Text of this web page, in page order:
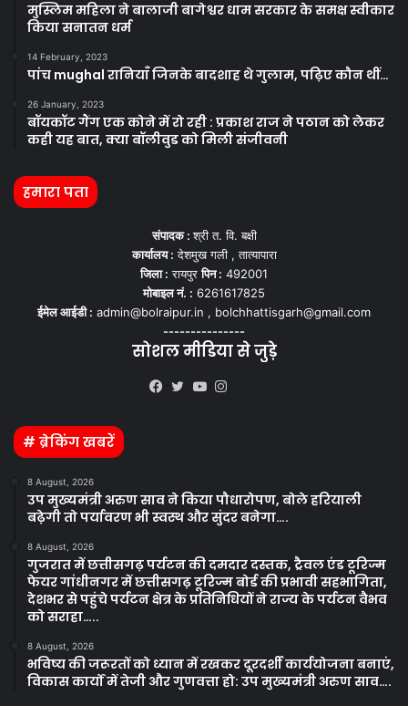
मुस्लिम महिला ने बालाजी बागेश्वर धाम सरकार के समक्ष स्वीकार
किया सनातन धर्म
14 February, 2023
पांच mughal रानियाँ जिनके बादशाह थे गुलाम, पढ़िए कौन थीं…
26 January, 2023
बॉयकॉट गैंग एक कोने में रो रही : प्रकाश राज ने पठान को लेकर
कही यह बात, क्या बॉलीवुड को मिली संजीवनी
हमारा पता
संपादक :श्री त. वि. बक्षी
कार्यालय : देशमुख गली , तात्यापारा
जिला : रायपुरपिन : 492001
मोबाइल नं. : 6261617825
ईमेल आईडी : admin@bolraipur.in , bolchhattisgarh@gmail.com
---------------
सोशल मीडिया से जुड़े
# ब्रेकिंग खबरें
8 August, 2026
उप मुख्यमंत्री अरुण साव ने किया पौधारोपण, बोले हरियाली
बढ़ेगी तो पर्यावरण भी स्वस्थ और सुंदर बनेगा….
8 August, 2026
गुजरात में छत्तीसगढ़ पर्यटन की दमदार दस्तक, ट्रैवल एंड टूरिज्म
फेयर गांधीनगर में छत्तीसगढ़ टूरिज्म बोर्ड की प्रभावी सहभागिता,
देशभर से पहुंचे पर्यटन क्षेत्र के प्रतिनिधियों ने राज्य के पर्यटन वैभव
को सराहा…..
8 August, 2026
भविष्य की जरूरतों को ध्यान में रखकर दूरदर्शी कार्ययोजना बनाएं,
विकास कार्यों में तेजी और गुणवत्ता हो: उप मुख्यमंत्री अरुण साव….